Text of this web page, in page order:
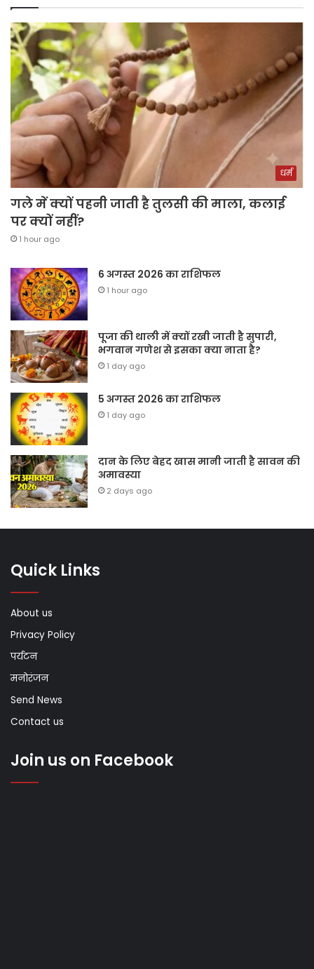
धर्म
गले में क्यों पहनी जाती है तुलसी की माला, कलाई
पर क्यों नहीं?
1 hour ago
6 अगस्त 2026 का राशिफल
1 hour ago
पूजा की थाली में क्यों रखी जाती है सुपारी,
भगवान गणेश से इसका क्या नाता है?
1 day ago
5 अगस्त 2026 का राशिफल
1 day ago
दान के लिए बेहद खास मानी जाती है सावन की
अमावस्या
2 days ago
Quick Links
About us
Privacy Policy
पर्यटन
मनोरंजन
Send News
Contact us
Join us on Facebook